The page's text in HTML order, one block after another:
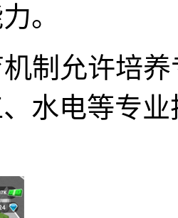
。
制允许培
水电等专